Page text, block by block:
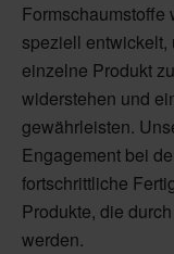
Formschaumstoffe
speziell entwickelt,
einzelne Produkt
widerstehen und
gewährleisten.
Engagement bei
fortschrittliche
Produkte, die
werden.